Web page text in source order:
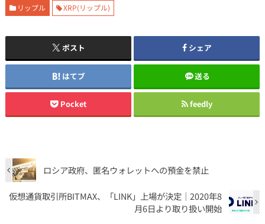
リップル XRP(リップル)
ポスト シェア
はてブ 送る
Pocket feedly
ロシア政府、匿名ウォレットへの預金を禁止
仮想通貨取引所BITMAX、「LINK」上場が決定｜2020年8
月6日より取り扱い開始